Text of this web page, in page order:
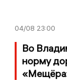
04/08 23:00
Во
норму